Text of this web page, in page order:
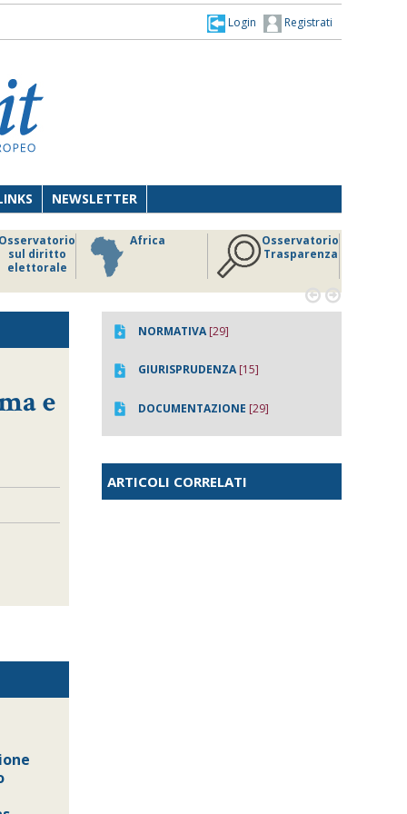
Registrati
Login
NEWSLETTER
Osservatorio
sul diritto
elettorale
Africa
Osservatorio
Trasparenza
 
e
NORMATIVA[29]
GIURISPRUDENZA[15]
DOCUMENTAZIONE [29]
ARTICOLI CORRELATI